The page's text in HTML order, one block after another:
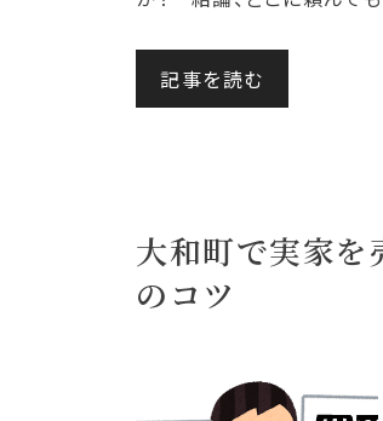
記事を読む
大和町で実家を
のコツ